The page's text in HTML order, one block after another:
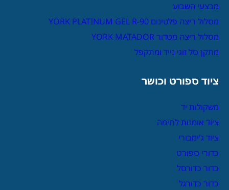
מבצעי השבוע
מסלול ריצה פלטינום YORK PLATINUM GEL R-90
מסלול ריצה מטדור YORK MATADOR
מתקן סל זוגי נייד ומתקפל
ציוד ספורט וכושר
משקולות יד
ציוד אומנות לחימה
ציוד ג'ימבורי
כדורי ספורט
כדור כדורסל
כדור כדורגל